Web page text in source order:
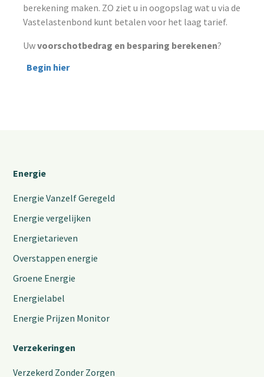
berekening maken. ZO ziet u in oogopslag wat u via de
Vastelastenbond kunt betalen voor het laag tarief.
Uwvoorschotbedrag en besparing berekenen?
Begin hier
Energie
Energie Vanzelf Geregeld
Energie vergelijken
Energietarieven
Overstappen energie
Groene Energie
Energielabel
Energie Prijzen Monitor
Verzekeringen
Verzekerd Zonder Zorgen